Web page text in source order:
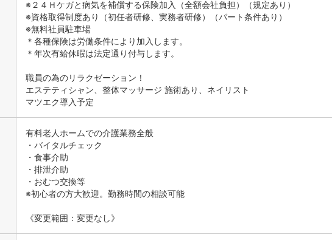
※２４Ｈケガと病気を補償する保険加入（全額会社負担）（規定あり）
※資格取得制度あり（初任者研修、実務者研修）（パート条件あり）
※無料社員駐車場
＊各種保険は労働条件により加入します。
＊年次有給休暇は法定通り付与します。
職員の為のリラクゼーション！
エステティシャン、整体マッサージ 施術あり、ネイリスト
マツエク導入予定
有料老人ホームでの介護業務全般
・バイタルチェック
・食事介助
・排泄介助
・おむつ交換等
※初心者の方大歓迎。勤務時間の相談可能
《変更範囲：変更なし》